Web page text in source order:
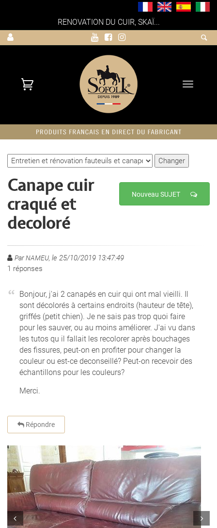
RENOVATION DU CUIR, SKAÏ...
Toggle
Nouveau SUJET
Canape cuir
craqué et
decoloré
Par NAMEU, le 25/10/2019 13:47:49
1 réponses
Bonjour, j'ai 2 canapés en cuir qui ont mal vieilli. Il
sont décolorés à certains endroits (hauteur de tête),
griffés (petit chien). Je ne sais pas trop quoi faire
pour les sauver, ou au moins améliorer. J'ai vu dans
les tutos qu il fallait les recolorer après bouchages
des fissures, peut-on en profiter pour changer la
couleur ou est-ce deconseillé? Peut-on recevoir des
échantillons pour les couleurs?
Merci.
Répondre
Prev Next